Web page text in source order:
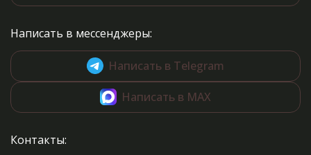
Написать в мессенджеры:
Написать в Telegram
Написать в MAX
Контакты: